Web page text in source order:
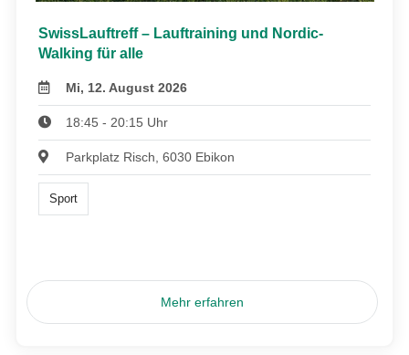
SwissLauftreff – Lauftraining und Nordic-
Walking für alle
Mi, 12. August 2026
18:45 - 20:15 Uhr
Parkplatz Risch, 6030 Ebikon
Sport
Mehr erfahren